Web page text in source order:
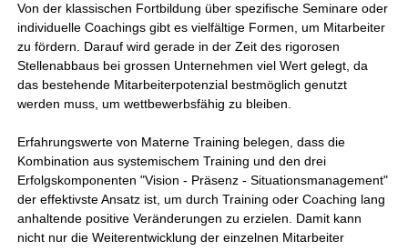
Von der klassischen Fortbildung über spezifische Seminare oder
individuelle Coachings gibt es vielfältige Formen, um Mitarbeiter
zu fördern. Darauf wird gerade in der Zeit des rigorosen
Stellenabbaus bei grossen Unternehmen viel Wert gelegt, da
das bestehende Mitarbeiterpotenzial bestmöglich genutzt
werden muss, um wettbewerbsfähig zu bleiben.
Erfahrungswerte von Materne Training belegen, dass die
Kombination aus systemischem Training und den drei
Erfolgskomponenten "Vision - Präsenz - Situationsmanagement"
der effektivste Ansatz ist, um durch Training oder Coaching lang
anhaltende positive Veränderungen zu erzielen. Damit kann
nicht nur die Weiterentwicklung der einzelnen Mitarbeiter